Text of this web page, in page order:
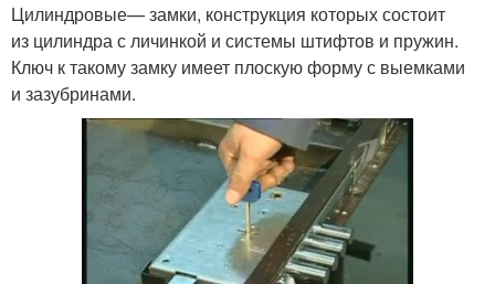
Цилиндровые— замки, конструкция которых состоит
из цилиндра с личинкой и системы штифтов и пружин.
Ключ к такому замку имеет плоскую форму с выемками
и зазубринами.